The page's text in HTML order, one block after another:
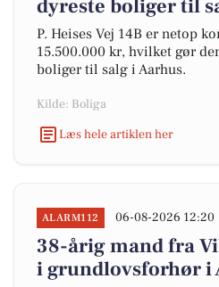
dyreste boliger til
P. Heises Vej 14B er netop
15.500.000 kr, hvilket gør
boliger til salg i Aarhus.
Kilde: Boliga
Læs hele artiklen her
ALARM112 06-08-2026 12:20
38-årig mand fra
i grundlovsforhør i